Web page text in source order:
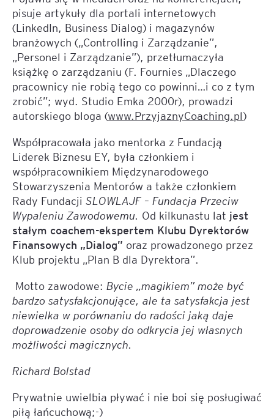
pisuje artykuły dla portali internetowych
(LinkedIn, Business Dialog) i magazynów
branżowych („Controlling i Zarządzanie”,
„Personel i Zarządzanie”), przetłumaczyła
książkę o zarządzaniu (F. Fournies „Dlaczego
pracownicy nie robią tego co powinni…i co z tym
zrobić”; wyd. Studio Emka 2000r), prowadzi
autorskiego bloga (www.PrzyjaznyCoaching.pl)
Współpracowała jako mentorka z Fundacją
Liderek Biznesu EY, była członkiem i
współpracownikiem Międzynarodowego
Stowarzyszenia Mentorów a także członkiem
Rady Fundacji SLOWLAJF – Fundacja Przeciw
Wypaleniu Zawodowemu. Od kilkunastu lat jest
stałym coachem-ekspertem Klubu Dyrektorów
Finansowych „Dialog” oraz prowadzonego przez
Klub projektu „Plan B dla Dyrektora”.
Motto zawodowe: Bycie „magikiem” może być
bardzo satysfakcjonujące, ale ta satysfakcja jest
niewielka w porównaniu do radości jaką daje
doprowadzenie osoby do odkrycia jej własnych
możliwości magicznych.
Richard Bolstad
Prywatnie uwielbia pływać i nie boi się posługiwać
piłą łańcuchową;-)